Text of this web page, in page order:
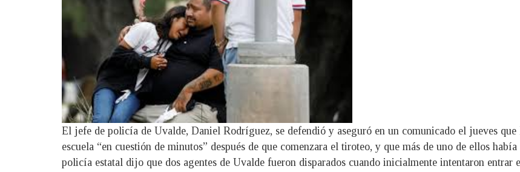
El jefe de policía de Uvalde, Daniel Rodríguez, se defendió y aseguró en un comunicado el jueves que
escuela “en cuestión de minutos” después de que comenzara el tiroteo, y que más de uno de ellos
policía estatal dijo que dos agentes de Uvalde fueron disparados cuando inicialmente intentaron entrar